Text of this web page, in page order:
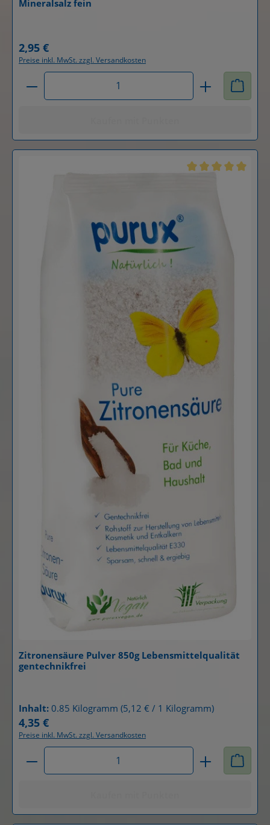
Mineralsalz fein
Regulärer Preis:
2,95 €
Preise inkl. MwSt. zzgl. Versandkosten
Produkt Anzahl: Gib den gewünschten Wert
Zitronensäure Pulver 850g Lebensmittelqualität
gentechnikfrei
Inhalt:0.85 Kilogramm(5,12 € / 1 Kilogramm)
Regulärer Preis:
4,35 €
Preise inkl. MwSt. zzgl. Versandkosten
Produkt Anzahl: Gib den gewünschten Wert